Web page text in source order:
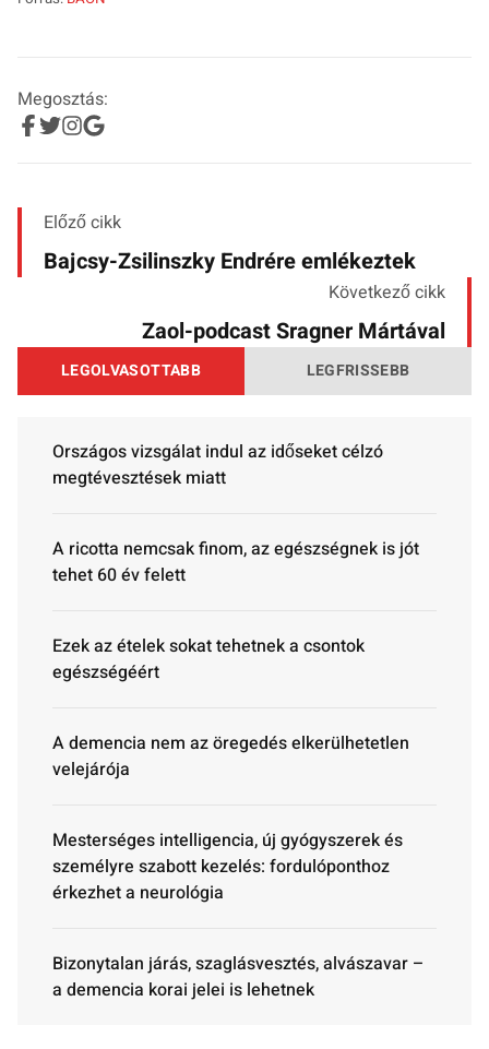
Megosztás:
Előző cikk
Bajcsy-Zsilinszky Endrére emlékeztek
Következő cikk
Zaol-podcast Sragner Mártával
LEGOLVASOTTABB LEGFRISSEBB
Országos vizsgálat indul az időseket célzó
megtévesztések miatt
A ricotta nemcsak finom, az egészségnek is jót
tehet 60 év felett
Ezek az ételek sokat tehetnek a csontok
egészségéért
A demencia nem az öregedés elkerülhetetlen
velejárója
Mesterséges intelligencia, új gyógyszerek és
személyre szabott kezelés: fordulóponthoz
érkezhet a neurológia
Bizonytalan járás, szaglásvesztés, alvászavar –
a demencia korai jelei is lehetnek